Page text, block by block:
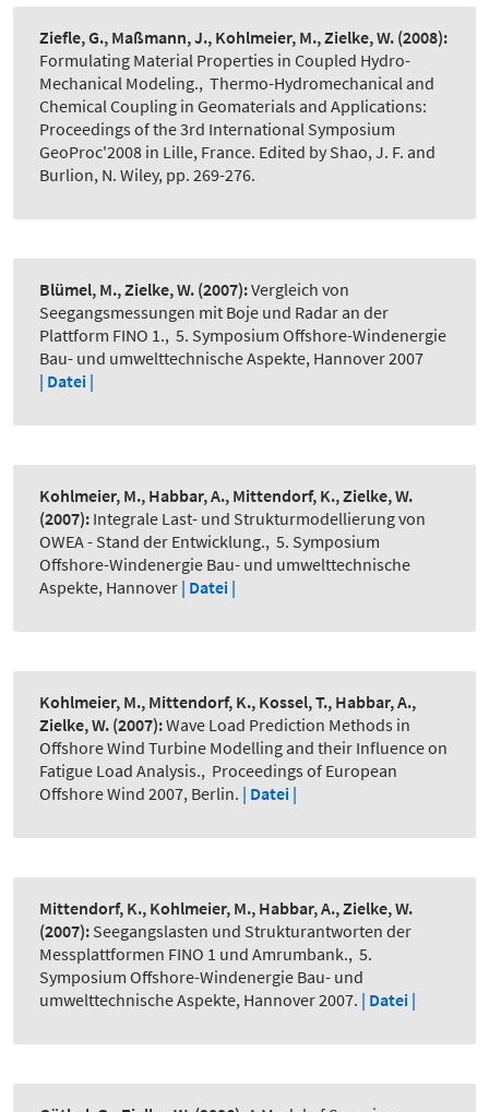
Ziefle, G., Maßmann, J., Kohlmeier, M., Zielke, W. (2008):
Formulating Material Properties in Coupled Hydro-
Mechanical Modeling., Thermo-Hydromechanical and
Chemical Coupling in Geomaterials and Applications:
Proceedings of the 3rd International Symposium
GeoProc'2008 in Lille, France. Edited by Shao, J. F. and
Burlion, N. Wiley, pp. 269-276.
Blümel, M., Zielke, W. (2007):Vergleich von
Seegangsmessungen mit Boje und Radar an der
Plattform FINO 1., 5. Symposium Offshore-Windenergie
Bau- und umwelttechnische Aspekte, Hannover 2007
| Datei |
Kohlmeier, M., Habbar, A., Mittendorf, K., Zielke, W.
(2007): Integrale Last- und Strukturmodellierung von
OWEA - Stand der Entwicklung., 5. Symposium
Offshore-Windenergie Bau- und umwelttechnische
Aspekte, Hannover | Datei |
Kohlmeier, M., Mittendorf, K., Kossel, T., Habbar, A.,
Zielke, W. (2007):Wave Load Prediction Methods in
Offshore Wind Turbine Modelling and their Influence on
Fatigue Load Analysis., Proceedings of European
Offshore Wind 2007, Berlin. | Datei |
Mittendorf, K., Kohlmeier, M., Habbar, A., Zielke, W.
(2007): Seegangslasten und Strukturantworten der
Messplattformen FINO 1 und Amrumbank., 5.
Symposium Offshore-Windenergie Bau- und
umwelttechnische Aspekte, Hannover 2007. | Datei |